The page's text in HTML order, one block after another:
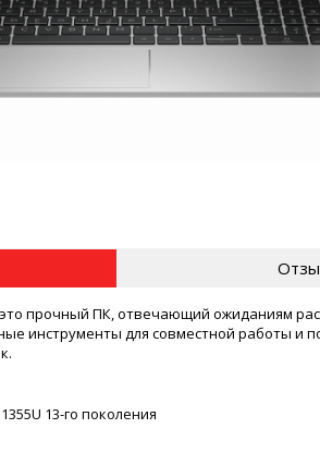
прочный ПК, отвечающий ожиданиям
инструменты для совместной работы и
13-го поколения